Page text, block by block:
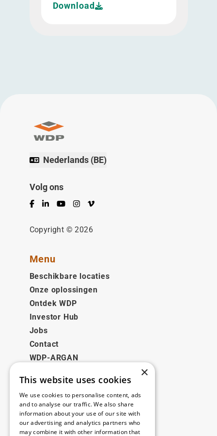
Download
Nederlands (BE)
Volg ons
Facebook
LinkedInYouTubeInstagram
Vimeo
Copyright © 2026
Menu
Beschikbare locaties
Onze oplossingen
Ontdek WDP
Investor Hub
Jobs
Contact
WDP-ARGAN
Juridisch
Disclaimer
Privacybeleid
Cookie Policy
×
This website uses cookies
We use cookies to personalise content, ads
and to analyse our traffic. We also share
information about your use of our site with
our advertising and analytics partners who
may combine it with other information that